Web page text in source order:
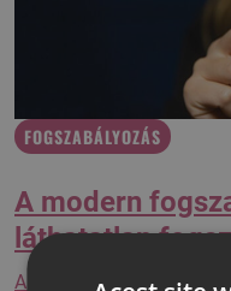
FOGSZABÁLYOZÁS
A modern
láthatatlan
A XVIII-XIX. században